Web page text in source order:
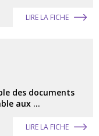
LIRE LA FICHE
des documents
aux ...
LIRE LA FICHE